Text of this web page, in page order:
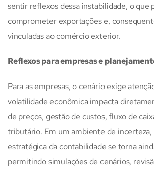
sentir reflexos dessa instabilidade, o que
comprometer exportações e,
vinculadas ao comércio exterior.
Reflexos para empresas e
Para as empresas, o cenário exige
volatilidade econômica impacta
de preços, gestão de custos, fluxo de
tributário. Em um ambiente de incerteza,
estratégica da contabilidade se torna
permitindo simulações de cenários,